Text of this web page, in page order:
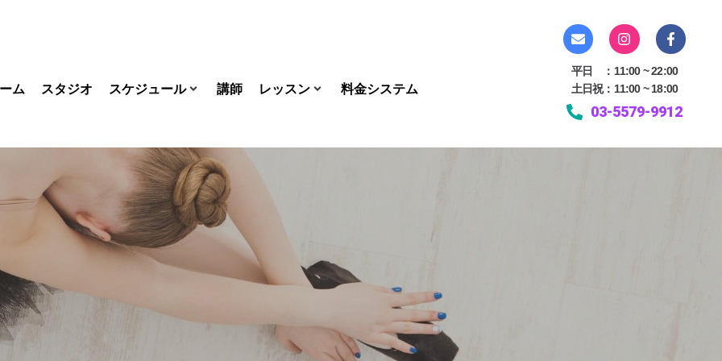
ム スタジオ スケジュール 講師 レッスン 料金システム
平日 ：11:00 ~ 22:00
土日祝：11:00 ~ 18:00
03-5579-9912